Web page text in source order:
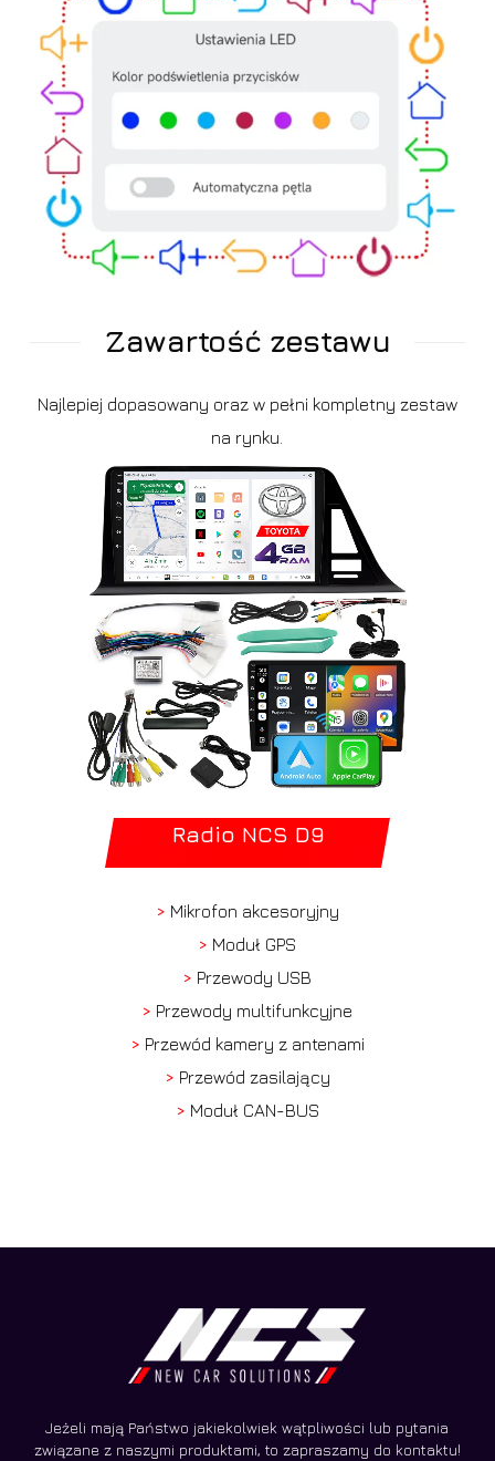
Zawartość zestawu
Najlepiej dopasowany oraz w pełni kompletny zestaw
na rynku.
Radio NCS D9
> Mikrofon akcesoryjny
> Moduł GPS
> Przewody USB
> Przewody multifunkcyjne
> Przewód kamery z antenami
> Przewód zasilający
> Moduł CAN-BUS
Jeżeli mają Państwo jakiekolwiek wątpliwości lub pytania
związane z naszymi produktami, to zapraszamy do kontaktu!